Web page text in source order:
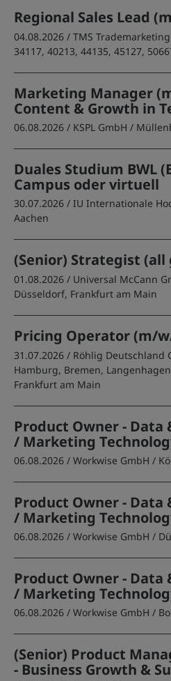
Regional Sales Lead
04.08.2026 / TMS
34117, 40213, 44135, 45127,
Marketing Manager
Content & Growth in
06.08.2026 / KSPL GmbH /
Duales Studium BWL
Campus oder virtuell
30.07.2026 / IU Internationale
Aachen
(Senior) Strategist (all
01.08.2026 / Universal McCann
Düsseldorf, Frankfurt am Main
Pricing Operator (m/
31.07.2026 / Röhlig Deutschland
Hamburg, Bremen,
Frankfurt am Main
Product Owner - Data
/ Marketing
06.08.2026 / Workwise GmbH /
Product Owner - Data
/ Marketing
06.08.2026 / Workwise GmbH /
Product Owner - Data
/ Marketing
06.08.2026 / Workwise GmbH /
(Senior) Product
- Business Growth &